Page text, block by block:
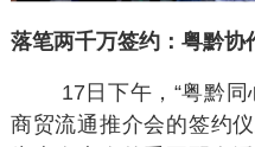
落笔两千万签约：粤黔协
17日下午，“粤黔
商贸流通推介会的签约